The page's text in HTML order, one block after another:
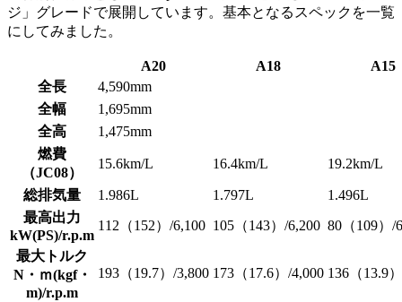
ジ」グレードで展開しています。基本となるスペックを一覧
にしてみました。
A20 A18
A15
全長
4,590mm
全幅
1,695mm
全高
1,475mm
燃費
（JC08）
15.6km/L 16.4km/L 19.2km/L
総排気量 1.986L 1.797L
1.496L
最高出力
kW(PS)/r.p.m
112（152）/6,100 105（143）/6,200 80（109）/
最大トルク
N・ｍ(kgf・
m)/r.p.m
193（19.7）/3,800 173（17.6）/4,000 136（13.9